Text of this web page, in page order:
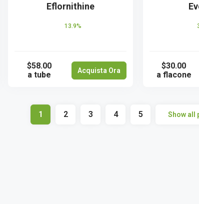
Eflornithine
13.9%
$58.00
a tube
Acquista Ora
$30.00
a flacone
1 2 3 4 5 Show all